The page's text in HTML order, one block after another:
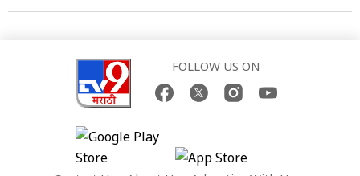
FOLLOW US ON